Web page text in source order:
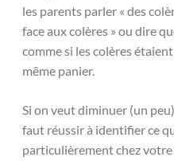
les parents parler « des
face aux colères » ou dire
comme si les colères
même panier.
Si on veut diminuer (un
faut réussir à identifier ce
particulièrement chez